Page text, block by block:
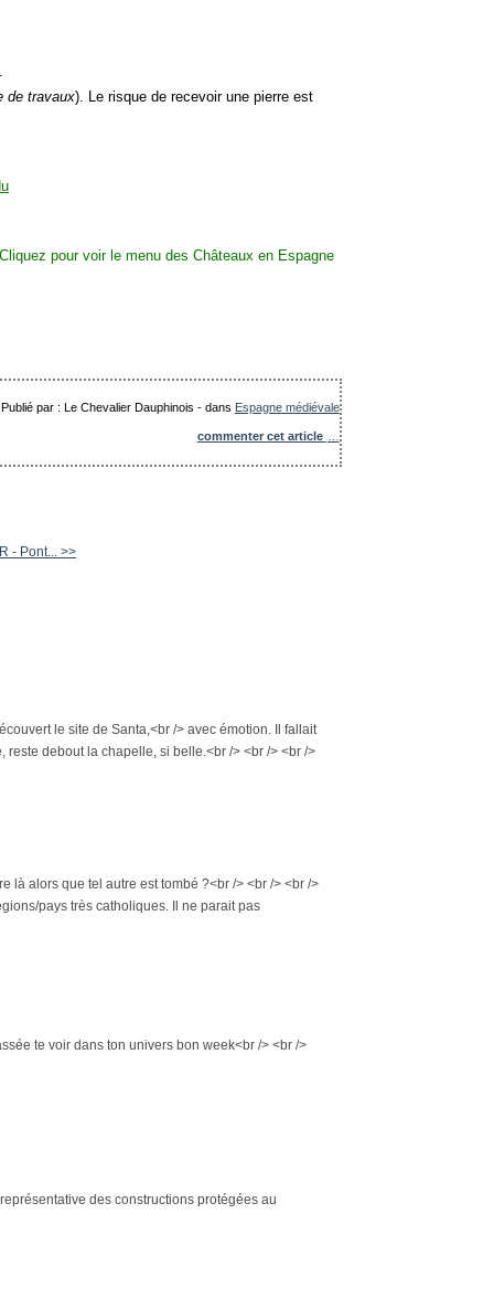
de travaux). Le risque de recevoir une pierre est
Publié par : Le Chevalier Dauphinois -dans Espagne médiévale
commenter cet article
- Pont... >>
le site de Santa,<br /> avec émotion. Il fallait
debout la chapelle, si belle.<br /> <br /> <br />
là alors que tel autre est tombé ?<br /> <br /> <br />
pays très catholiques. Il ne parait pas
te voir dans ton univers bon week<br /> <br />
des constructions protégées au